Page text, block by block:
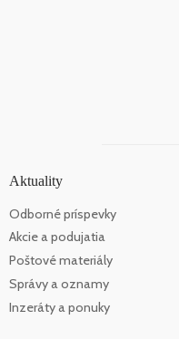
Aktuality
Odborné príspevky
Akcie a podujatia
Poštové materiály
Správy a oznamy
Inzeráty a ponuky